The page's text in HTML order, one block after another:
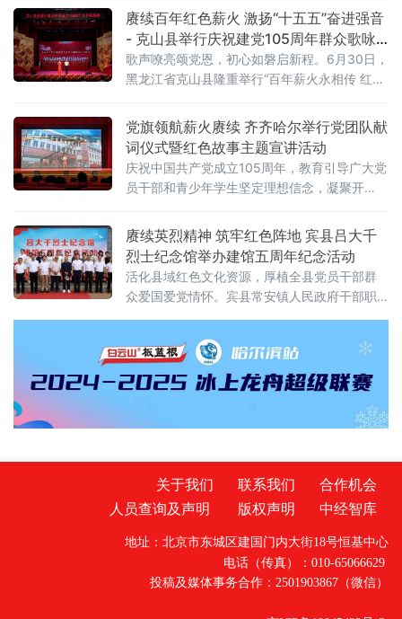
红色基因传承转化为实干担当的生动实践。活
动中，全体党员沿着红军当年行军路线缓步前
行，踏寻革命足迹、漫步红色老街，实
赓续百年红色薪火 激扬“十五五”奋进强音
- 克山县举行庆祝建党105周年群众歌咏
展演
歌声嘹亮颂党恩，初心如磐启新程。6月30日，
黑龙江省克山县隆重举行“百年薪火永相传 红心
105周年。县党政负责同志、各条战线党员干部
群众代表、老党员及企业家代表等共同观看演
出，在激昂旋律中重温光辉党史，凝聚奋进力
量。当日下午，展演在雄壮有力的歌声中拉开
帷幕。10支参演队伍涵盖机关、教育、卫健、
党旗领航薪火赓续 齐齐哈尔举行党团队献
词仪式暨红色故事主题宣讲活动
庆祝中国共产党成立105周年，教育引导广大党
员干部和青少年学生坚定理想信念，凝聚开
赓续英烈精神 筑牢红色阵地 宾县吕大千
烈士纪念馆举办建馆五周年纪念活动
活化县域红色文化资源，厚植全县党员干部群
众爱国爱党情怀。宾县常安镇人民政府干部职
烈士后人及村民代表齐聚现场，共同参与庄重
肃穆的纪念仪式。纪念仪式在雄壮的国歌声中
拉开帷幕，全体人员整齐肃
关于我们 联系我们
合作机会
人员查询及声明
版权声明 中经智库
地址：北京市东城区建国门内大街18号恒基中心
电话（传真）：010-65066629
投稿及媒体事务合作：2501903867（微信）